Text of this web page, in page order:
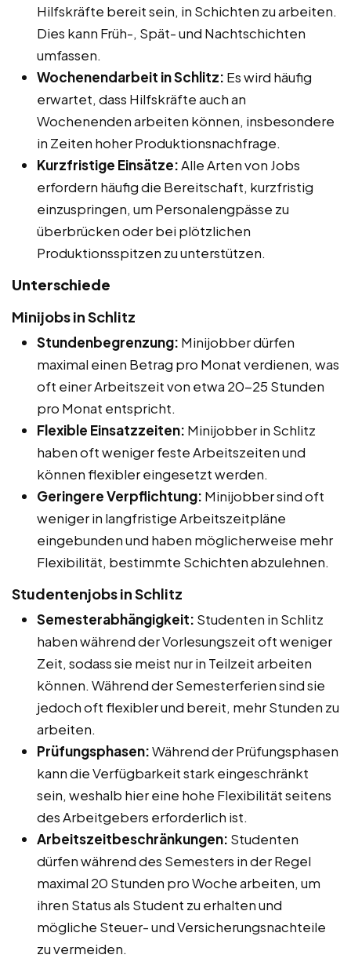
Hilfskräfte bereit sein, in Schichten zu arbeiten.
Dies kann Früh-, Spät- und Nachtschichten
umfassen.
Wochenendarbeit in Schlitz: Es wird häufig
erwartet, dass Hilfskräfte auch an
Wochenenden arbeiten können, insbesondere
in Zeiten hoher Produktionsnachfrage.
Kurzfristige Einsätze:Alle Arten von Jobs
erfordern häufig die Bereitschaft, kurzfristig
einzuspringen, um Personalengpässe zu
überbrücken oder bei plötzlichen
Produktionsspitzen zu unterstützen.
Unterschiede
Minijobs in Schlitz
Stundenbegrenzung: Minijobber dürfen
maximal einen Betrag pro Monat verdienen, was
oft einer Arbeitszeit von etwa 20-25 Stunden
pro Monat entspricht.
Flexible Einsatzzeiten: Minijobber in Schlitz
haben oft weniger feste Arbeitszeiten und
können flexibler eingesetzt werden.
Geringere Verpflichtung: Minijobber sind oft
weniger in langfristige Arbeitszeitpläne
eingebunden und haben möglicherweise mehr
Flexibilität, bestimmte Schichten abzulehnen.
Studentenjobs in Schlitz
Semesterabhängigkeit: Studenten in Schlitz
haben während der Vorlesungszeit oft weniger
Zeit, sodass sie meist nur in Teilzeit arbeiten
können. Während der Semesterferien sind sie
jedoch oft flexibler und bereit, mehr Stunden zu
arbeiten.
Prüfungsphasen:Während der Prüfungsphasen
kann die Verfügbarkeit stark eingeschränkt
sein, weshalb hier eine hohe Flexibilität seitens
des Arbeitgebers erforderlich ist.
Arbeitszeitbeschränkungen: Studenten
dürfen während des Semesters in der Regel
maximal 20 Stunden pro Woche arbeiten, um
ihren Status als Student zu erhalten und
mögliche Steuer- und Versicherungsnachteile
zu vermeiden.